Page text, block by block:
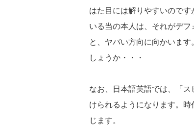
はた目には解りやすいので
いる当の本人は、それがデ
と、ヤバい方向に向かいま
しょうか・・・
なお、日本語英語では、「
けられるようになります。
じます。